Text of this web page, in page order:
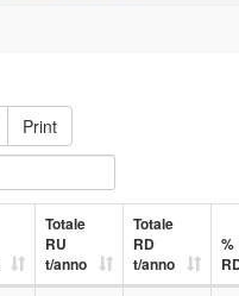
Print
Totale
RU
t/anno
Totale
RD
t/anno
%